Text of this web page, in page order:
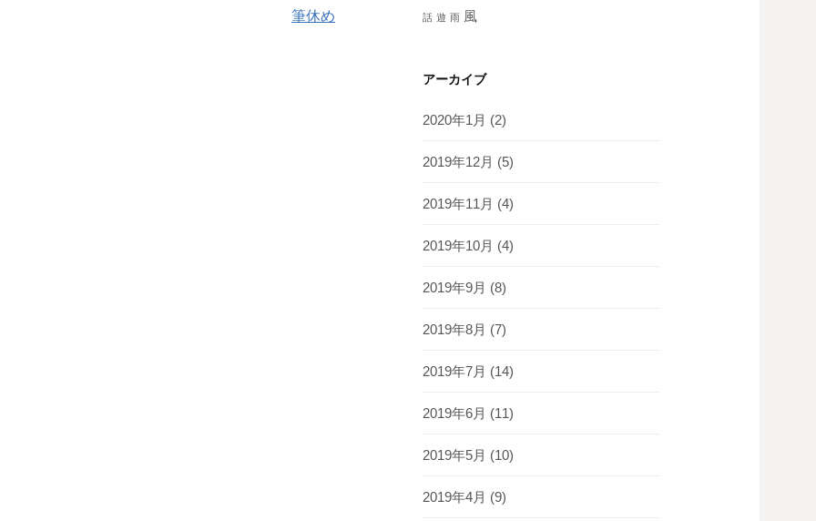
筆休め
話 遊 雨 風
アーカイブ
2020年1月 (2)
2019年12月 (5)
2019年11月 (4)
2019年10月 (4)
2019年9月 (8)
2019年8月 (7)
2019年7月 (14)
2019年6月 (11)
2019年5月 (10)
2019年4月 (9)